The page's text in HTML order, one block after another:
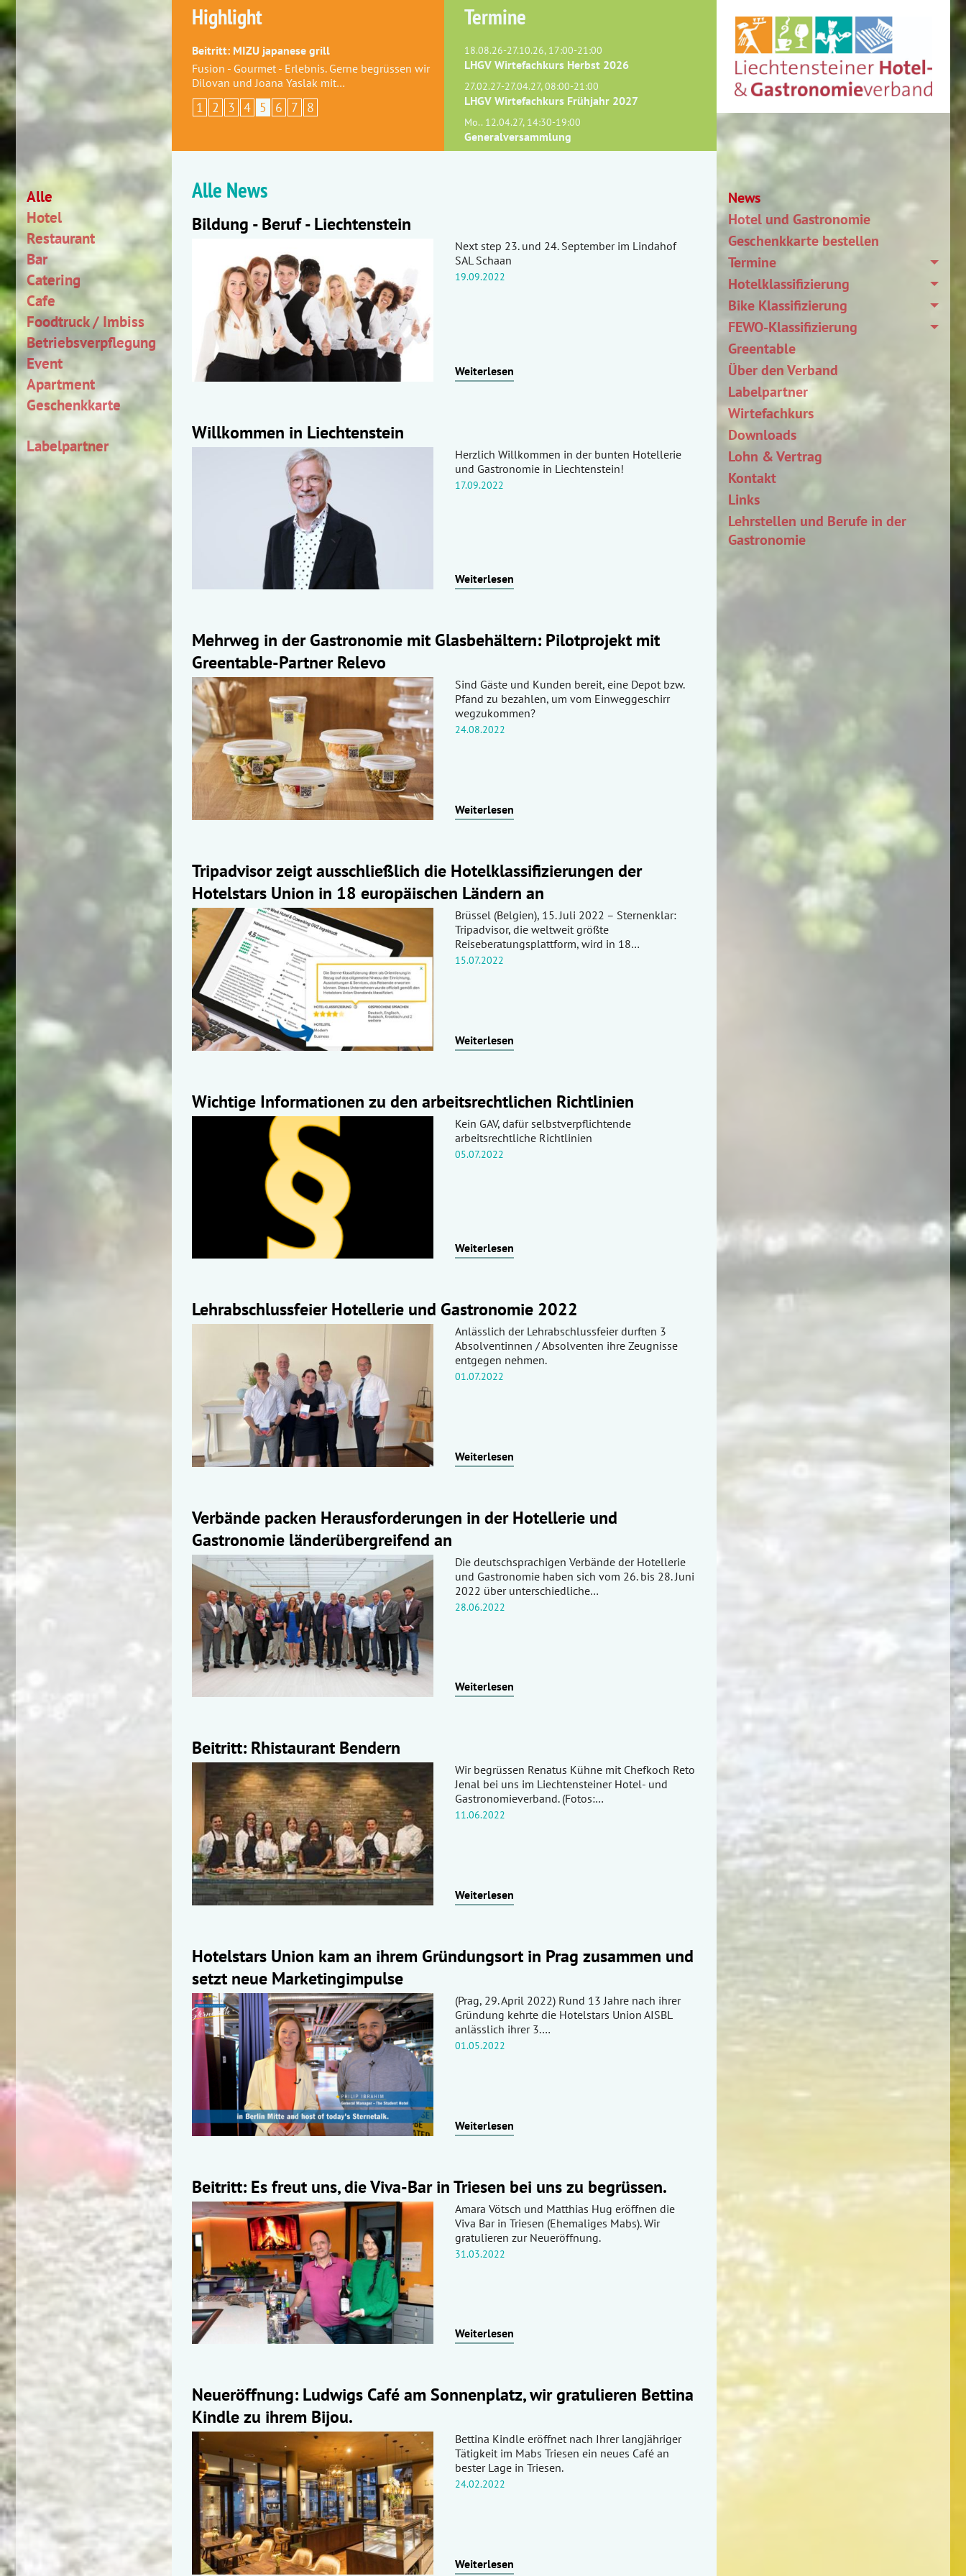
Alle
Hotel
Restaurant
Bar
Catering
Cafe
Foodtruck / Imbiss
Betriebsverpflegung
Event
Apartment
Geschenkkarte
Labelpartner
Highlight
Beitritt: MIZU japanese grill
Fusion - Gourmet - Erlebnis. Gerne begrüssen wir
Dilovan und Joana Yaslak mit…
1 2 3 4 5 6 7 8
Termine
18.08.26-27.10.26, 17:00-21:00
LHGV Wirtefachkurs Herbst 2026
27.02.27-27.04.27, 08:00-21:00
LHGV Wirtefachkurs Frühjahr 2027
Mo.. 12.04.27, 14:30-19:00
Generalversammlung
Alle News
Bildung - Beruf - Liechtenstein
Next step 23. und 24. September im Lindahof
SAL Schaan
19.09.2022
Weiterlesen
Willkommen in Liechtenstein
Herzlich Willkommen in der bunten Hotellerie
und Gastronomie in Liechtenstein!
17.09.2022
Weiterlesen
Mehrweg in der Gastronomie mit Glasbehältern: Pilotprojekt mit
Greentable-Partner Relevo
Sind Gäste und Kunden bereit, eine Depot bzw.
Pfand zu bezahlen, um vom Einweggeschirr
wegzukommen?
24.08.2022
Weiterlesen
Tripadvisor zeigt ausschließlich die Hotelklassifizierungen der
Hotelstars Union in 18 europäischen Ländern an
Brüssel (Belgien), 15. Juli 2022 – Sternenklar:
Tripadvisor, die weltweit größte
Reiseberatungsplattform, wird in 18…
15.07.2022
Weiterlesen
Wichtige Informationen zu den arbeitsrechtlichen Richtlinien
Kein GAV, dafür selbstverpflichtende
arbeitsrechtliche Richtlinien
05.07.2022
Weiterlesen
Lehrabschlussfeier Hotellerie und Gastronomie 2022
Anlässlich der Lehrabschlussfeier durften 3
Absolventinnen / Absolventen ihre Zeugnisse
entgegen nehmen.
01.07.2022
Weiterlesen
Verbände packen Herausforderungen in der Hotellerie und
Gastronomie länderübergreifend an
Die deutschsprachigen Verbände der Hotellerie
und Gastronomie haben sich vom 26. bis 28. Juni
2022 über unterschiedliche…
28.06.2022
Weiterlesen
Beitritt: Rhistaurant Bendern
Wir begrüssen Renatus Kühne mit Chefkoch Reto
Jenal bei uns im Liechtensteiner Hotel- und
Gastronomieverband. (Fotos:…
11.06.2022
Weiterlesen
Hotelstars Union kam an ihrem Gründungsort in Prag zusammen und
setzt neue Marketingimpulse
(Prag, 29. April 2022) Rund 13 Jahre nach ihrer
Gründung kehrte die Hotelstars Union AISBL
anlässlich ihrer 3.…
01.05.2022
Weiterlesen
Beitritt: Es freut uns, die Viva-Bar in Triesen bei uns zu begrüssen.
Amara Vötsch und Matthias Hug eröffnen die
Viva Bar in Triesen (Ehemaliges Mabs). Wir
gratulieren zur Neueröffnung.
31.03.2022
Weiterlesen
Neueröffnung: Ludwigs Café am Sonnenplatz, wir gratulieren Bettina
Kindle zu ihrem Bijou.
Bettina Kindle eröffnet nach Ihrer langjähriger
Tätigkeit im Mabs Triesen ein neues Café an
bester Lage in Triesen.
24.02.2022
Weiterlesen
News
Hotel und Gastronomie
Geschenkkarte bestellen
Termine
Hotelklassifizierung
Bike Klassifizierung
FEWO-Klassifizierung
Greentable
Über den Verband
Labelpartner
Wirtefachkurs
Downloads
Lohn & Vertrag
Kontakt
Links
Lehrstellen und Berufe in der
Gastronomie